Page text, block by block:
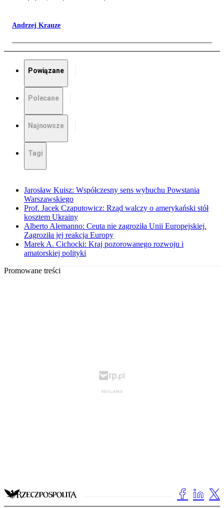
Andrzej Krauze
Powiązane
Polecane
Najnowsze
Tagi
Jarosław Kuisz: Współczesny sens wybuchu Powstania
Warszawskiego
Prof. Jacek Czaputowicz: Rząd walczy o amerykański stół
kosztem Ukrainy
Alberto Alemanno: Ceuta nie zagroziła Unii Europejskiej.
Zagroziła jej reakcja Europy
Marek A. Cichocki: Kraj pozorowanego rozwoju i
amatorskiej polityki
Promowane treści